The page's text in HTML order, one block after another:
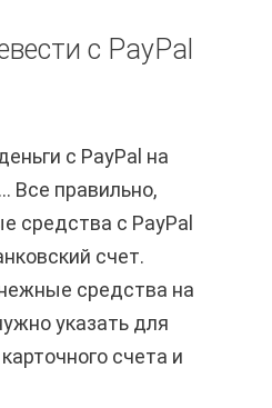
с PayPal
с PayPal на
Все правильно,
средства с PayPal
счет.
средства на
указать для
счета и